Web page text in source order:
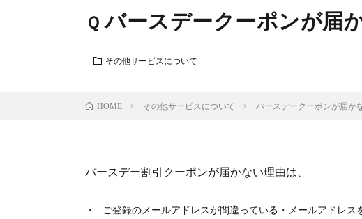
バースデークーポンが届
その他サービスについて
HOME その他サービスについて バースデークーポンが届か
バースデー割引クーポンが届かない理由は、
ご登録のメールアドレスが間違っている・メールアドレス